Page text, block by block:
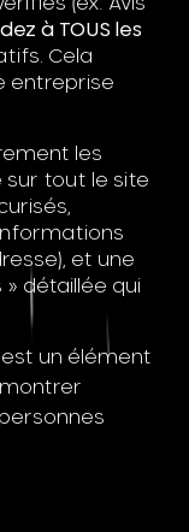
à TOUS les
Cela
entreprise
les
sur tout le site
et une
détaillée qui
est un élément
montrer